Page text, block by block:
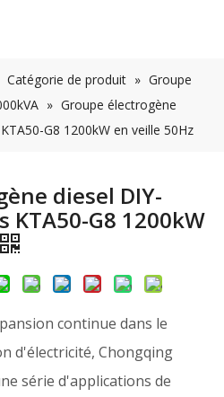
Catégorie de produit » Groupe
» Groupe électrogène
G8 1200kW en veille 50Hz
diesel DIY-
KTA50-G8 1200kW
continue dans le
d'électricité, Chongqing
série d'applications de